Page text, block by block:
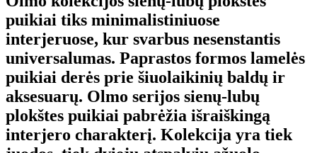
puikiai tiks minimalistiniuose
interjeruose, kur svarbus nesenstantis
universalumas. Paprastos formos lamelės
puikiai derės prie šiuolaikinių baldų ir
aksesuarų. Olmo serijos sienų-lubų
plokštes puikiai pabrėžia išraiškingą
interjero charakterį. Kolekcija yra tiek